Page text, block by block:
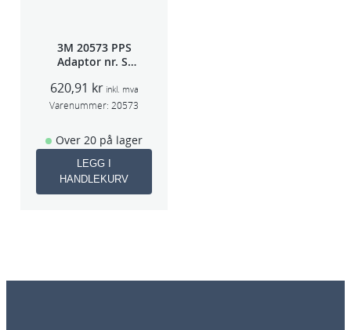
3M 20573 PPS
Adaptor nr. S-
620,91 kr inkl. mva
Varenummer: 20573
Over 20 på lager
LEGG I
HANDLEKURV